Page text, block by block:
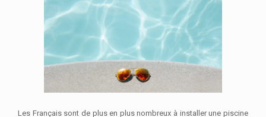
Les Français sont de plus en plus nombreux à installer une piscine